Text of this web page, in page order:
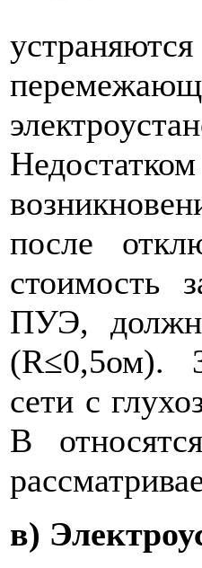
после
стоимость
ПУЭ,
(R≤0,5ом).
сети с
В
в)